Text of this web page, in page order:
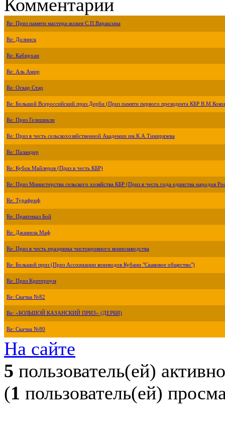
Комментарии
Re: Приз памяти мастера-жокея С.П.Вараксина
Re: Долинск
Re: Кабирхан
Re: Аль Амир
Re: Оскар Стар
Re: Большой Всероссийский приз Дерби (Приз памяти первого президента КБР
Re: Приз Гелишикли
Re: Приз в честь сельскохозяйственной Академии им.К.А.Тимирязева
Re: Паландер
Re: Кубок Майлеров (Приз в честь КБР)
Re: Приз Министерства сельского хозяйства КБР (Приз в честь года единства народов
Re: Турафриф
Re: Практикал Бой
Re: Джамила Маф
Re: Приз в честь праздника чистокровного коннозаводства
Re: Большой приз (Приз Ассоциации коневодов Кубани "Скаковое общество")
Re: Приз Критериум
Re: Скачка №82
Re: «БОЛЬШОЙ КАЗАНСКИЙ ПРИЗ» (ДЕРБИ)
Re: Скачка №80
На сайте
5 пользователь(ей) активно
(1 пользователь(ей)